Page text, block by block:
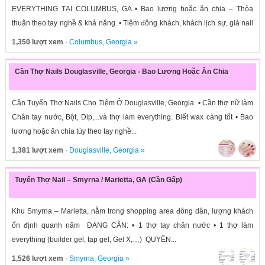
EVERYTHING TẠI COLUMBUS, GA • Bao lương hoặc ăn chia – Thỏa
thuận theo tay nghề & khả năng. • Tiệm đông khách, khách lịch sự, giá nail
cao,...
1,350 lượt xem · Columbus, Georgia»
Cần Thợ Nails Douglasville, Georgia - Bao Lương Hoặc Ăn Chia
Cần Tuyển Thợ Nails Cho Tiệm Ở Douglasville, Georgia. • Cần thợ nữ làm
Chân tay nước, Bột, Dip,...và thợ làm everything. Biết wax càng tốt • Bao
lương hoặc ăn chia tùy theo tay nghề...
1,381 lượt xem · Douglasville, Georgia»
Tuyển Thợ Nail – Smyrna / Marietta, GA (Cần Gấp)
Khu Smyrna – Marietta, nằm trong shopping area đông dân, lượng khách
ổn định quanh năm ĐANG CẦN: • 1 thợ tay chân nước • 1 thợ làm
everything (builder gel, tap gel, Gel X,…) QUYỀN...
1,526 lượt xem · Smyrna, Georgia»